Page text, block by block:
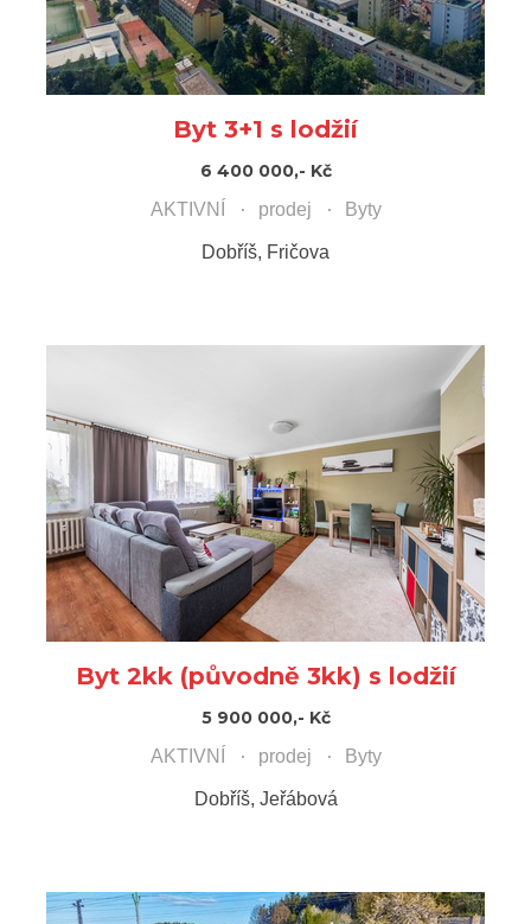
Byt 3+1 s lodžií
6 400 000,- Kč
AKTIVNÍ prodej Byty
Dobříš, Fričova
Byt 2kk (původně 3kk) s lodžií
5 900 000,- Kč
AKTIVNÍ prodej Byty
Dobříš, Jeřábová